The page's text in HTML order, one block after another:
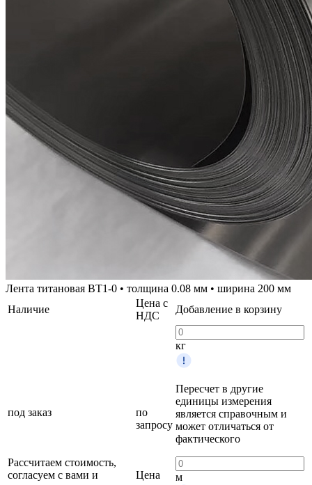
Лента титановая ВТ1-0 • толщина 0.08 мм • ширина 200 мм
Наличие
Цена с
НДС
Добавление в корзину
под заказ
Рассчитаем стоимость,
согласуем с вами и
по
запросу
Цена
кг
Пересчет в другие
единицы измерения
является справочным и
может отличаться от
фактического
м